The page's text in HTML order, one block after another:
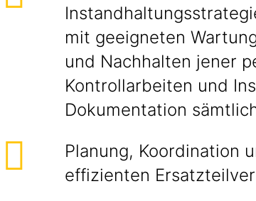
mit geeigneten
und Nachhalten jener
Kontrollarbeiten und
Dokumentation
Planung, Koordination
effizienten